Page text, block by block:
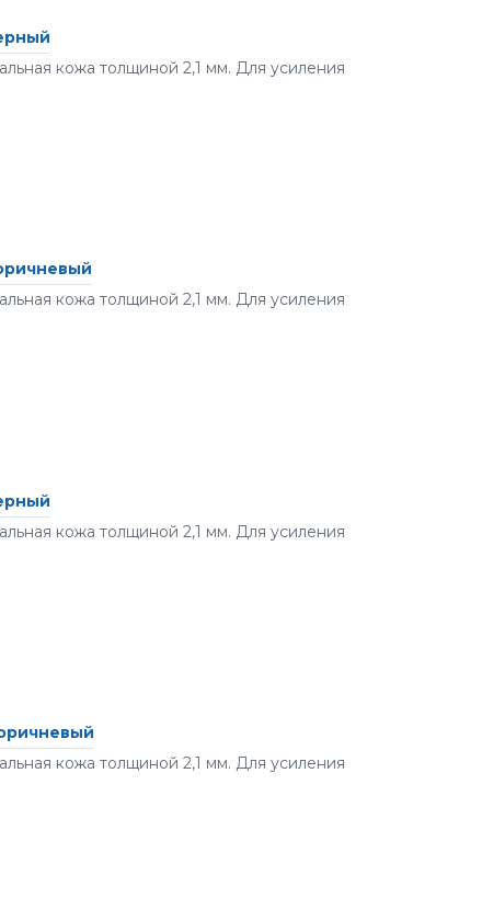
кожа толщиной 2,1 мм. Для усиления
кожа толщиной 2,1 мм. Для усиления
кожа толщиной 2,1 мм. Для усиления
кожа толщиной 2,1 мм. Для усиления